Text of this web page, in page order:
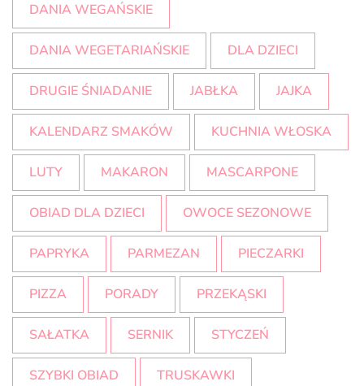
DANIA WEGAŃSKIE
DANIA WEGETARIAŃSKIE DLA DZIECI
DRUGIE ŚNIADANIE JABŁKA JAJKA
KALENDARZ SMAKÓW KUCHNIA WŁOSKA
LUTY MAKARON MASCARPONE
OBIAD DLA DZIECI OWOCE SEZONOWE
PAPRYKA PARMEZAN PIECZARKI
PIZZA PORADY PRZEKĄSKI
SAŁATKA SERNIK STYCZEŃ
SZYBKI OBIAD TRUSKAWKI